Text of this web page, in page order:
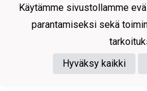
Powered by
Käytämme sivustollamme
parantamiseksi sekä
Hyväksy kaikki